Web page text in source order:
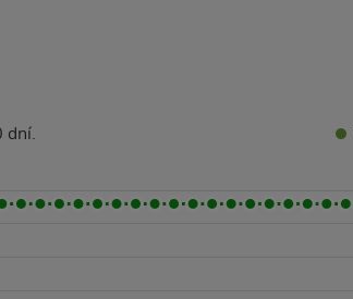
dní.